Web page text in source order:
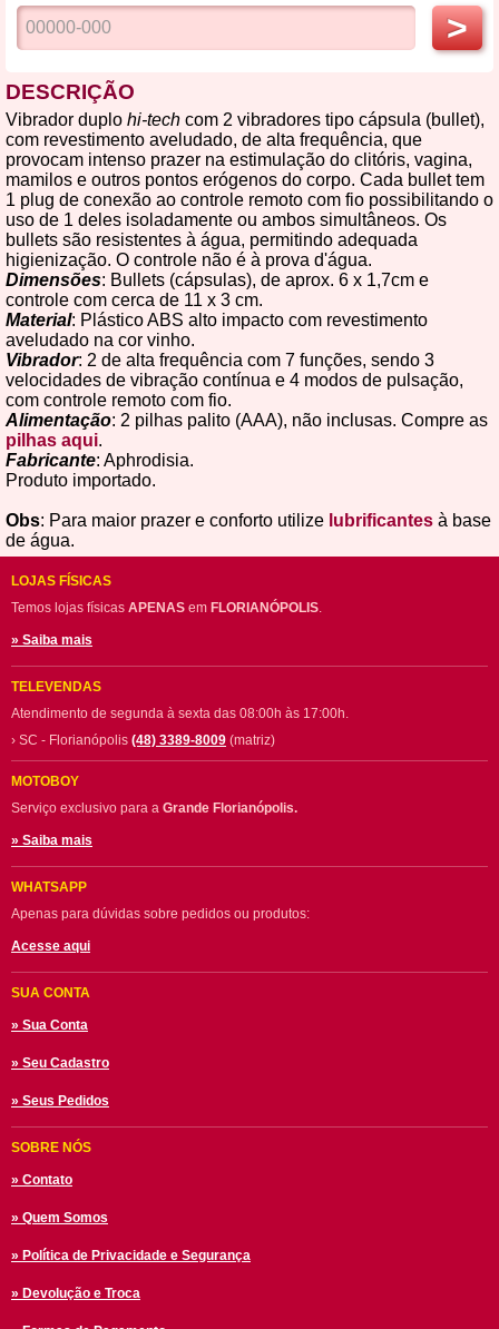
>
DESCRIÇÃO
Vibrador duplo hi-tech com 2 vibradores tipo cápsula (bullet),
com revestimento aveludado, de alta frequência, que
provocam intenso prazer na estimulação do clitóris, vagina,
mamilos e outros pontos erógenos do corpo. Cada bullet tem
1 plug de conexão ao controle remoto com fio possibilitando o
uso de 1 deles isoladamente ou ambos simultâneos. Os
bullets são resistentes à água, permitindo adequada
higienização. O controle não é à prova d'água.
Dimensões: Bullets (cápsulas), de aprox. 6 x 1,7cm e
controle com cerca de 11 x 3 cm.
Material: Plástico ABS alto impacto com revestimento
aveludado na cor vinho.
Vibrador: 2 de alta frequência com 7 funções, sendo 3
velocidades de vibração contínua e 4 modos de pulsação,
com controle remoto com fio.
Alimentação: 2 pilhas palito (AAA), não inclusas. Compre as
pilhas aqui.
Fabricante: Aphrodisia.
Produto importado.
Obs: Para maior prazer e conforto utilize lubrificantes à base
de água.
LOJAS FÍSICAS
Temos lojas físicas APENAS em FLORIANÓPOLIS.
» Saiba mais
TELEVENDAS
Atendimento de segunda à sexta das 08:00h às 17:00h.
› SC - Florianópolis (48) 3389-8009 (matriz)
MOTOBOY
Serviço exclusivo para a Grande Florianópolis.
» Saiba mais
WHATSAPP
Apenas para dúvidas sobre pedidos ou produtos:
Acesse aqui
SUA CONTA
» Sua Conta
» Seu Cadastro
» Seus Pedidos
SOBRE NÓS
» Contato
» Quem Somos
» Política de Privacidade e Segurança
» Devolução e Troca